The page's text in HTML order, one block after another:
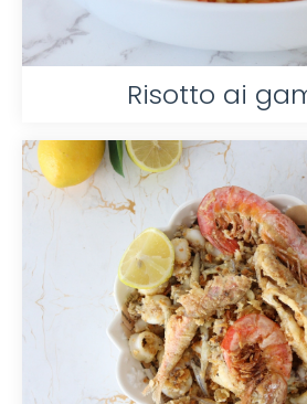
Risotto ai